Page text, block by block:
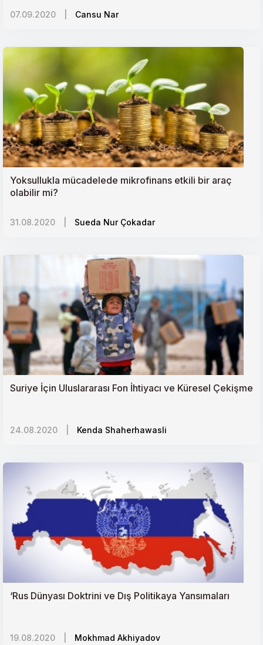
07.09.2020 Cansu Nar
Yoksullukla mücadelede mikrofinans etkili bir araç
olabilir mi?
31.08.2020 Sueda Nur Çokadar
Suriye İçin Uluslararası Fon İhtiyacı ve Küresel Çekişme
24.08.2020 Kenda Shaherhawasli
‘Rus Dünyası Doktrini ve Dış Politikaya Yansımaları
19.08.2020 Mokhmad Akhiyadov